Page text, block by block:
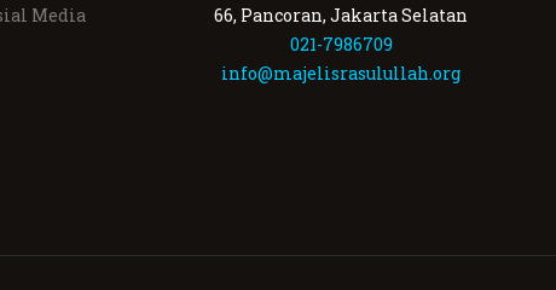
Media
66, Pancoran, Jakarta Selatan
021-7986709
info@majelisrasulullah.org